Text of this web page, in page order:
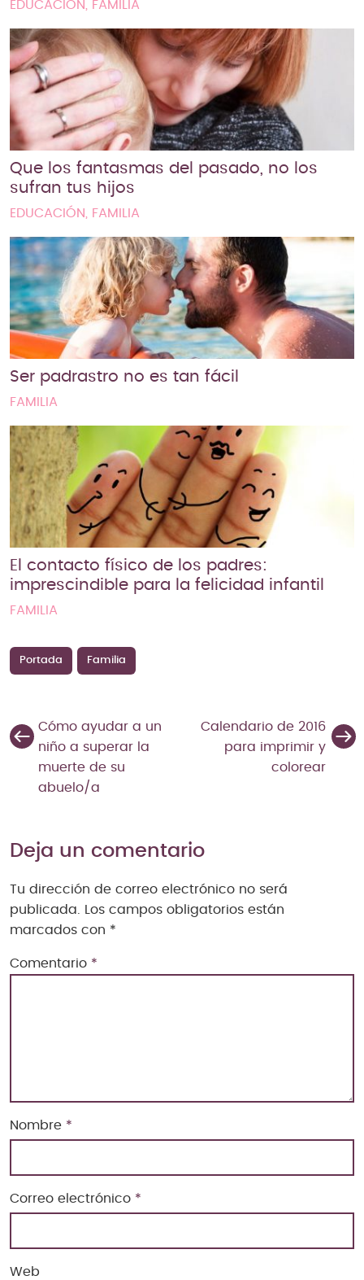
EDUCACIÓN, FAMILIA
Que los fantasmas del pasado, no los
sufran tus hijos
EDUCACIÓN, FAMILIA
Ser padrastro no es tan fácil
FAMILIA
El contacto físico de los padres:
imprescindible para la felicidad infantil
FAMILIA
Portada Familia
Cómo ayudar a un
niño a superar la
muerte de su
abuelo/a
Calendario de 2016
para imprimir y
colorear
Deja un comentario
Tu dirección de correo electrónico no será
publicada. Los campos obligatorios están
marcados con *
Comentario *
Nombre *
Correo electrónico *
Web